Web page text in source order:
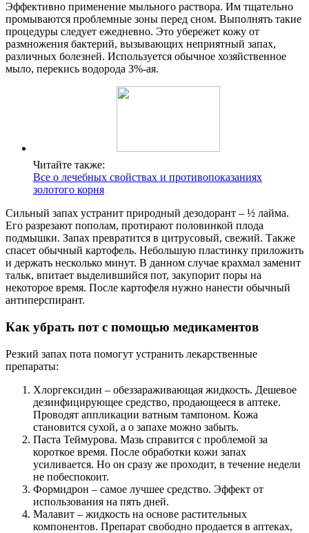
Эффективно применение мыльного раствора. Им тщательно
промываются проблемные зоны перед сном. Выполнять такие
процедуры следует ежедневно. Это убережет кожу от
размножения бактерий, вызывающих неприятный запах,
различных болезней. Используется обычное хозяйственное
мыло, перекись водорода 3%-ая.
Читайте также:
Все о лечебных свойствах и противопоказаниях
золотого корня
Сильный запах устранит природный дезодорант – ½ лайма.
Его разрезают пополам, протирают половинкой плода
подмышки. Запах превратится в цитрусовый, свежий. Также
спасет обычный картофель. Небольшую пластинку приложить
и держать несколько минут. В данном случае крахмал заменит
тальк, впитает выделившийся пот, закупорит поры на
некоторое время. После картофеля нужно нанести обычный
антиперспирант.
Как убрать пот с помощью медикаментов
Резкий запах пота помогут устранить лекарственные
препараты:
Хлоргексидин – обеззараживающая жидкость. Дешевое
дезинфицирующее средство, продающееся в аптеке.
Проводят аппликации ватным тампоном. Кожа
становится сухой, а о запахе можно забыть.
Паста Теймурова. Мазь справится с проблемой за
короткое время. После обработки кожи запах
усиливается. Но он сразу же проходит, в течение недели
не побеспокоит.
Формидрон – самое лучшее средство. Эффект от
использования на пять дней.
Малавит – жидкость на основе растительных
компонентов. Препарат свободно продается в аптеках,